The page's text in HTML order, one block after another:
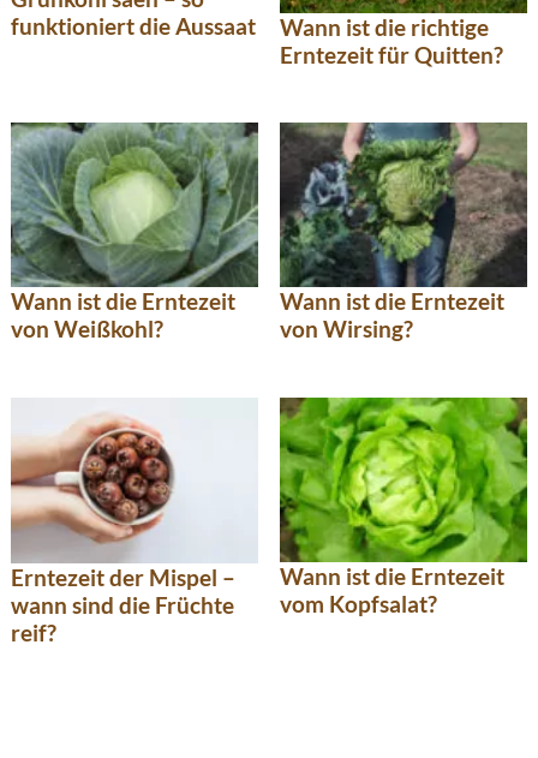
funktioniert die Aussaat
Wann ist die richtige
Erntezeit für Quitten?
Wann ist die Erntezeit
von Weißkohl?
Wann ist die Erntezeit
von Wirsing?
Erntezeit der Mispel –
wann sind die Früchte
reif?
Wann ist die Erntezeit
vom Kopfsalat?